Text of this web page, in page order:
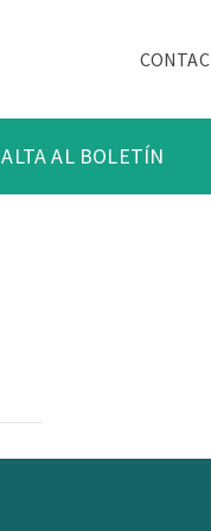
ALTA AL BOLETÍN